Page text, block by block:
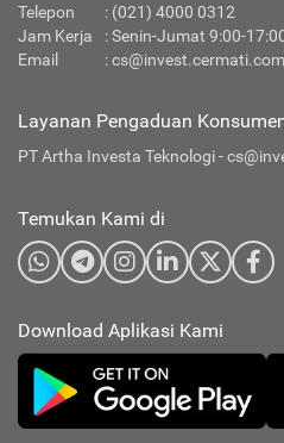
Telepon : (021) 4000 0312
Jam Kerja
: Senin-Jumat 9:00-
Email
:cs@invest.cermati.com
Layanan Pengaduan
PT Artha Investa Teknologi -
Temukan Kami di
Download Aplikasi Kami